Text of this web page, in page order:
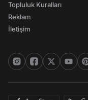
Topluluk Kuralları
Reklam
İletişim